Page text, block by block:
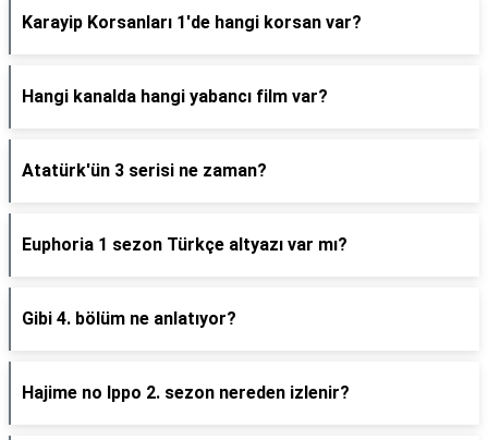
Karayip Korsanları 1'de hangi korsan var?
Hangi kanalda hangi yabancı film var?
Atatürk'ün 3 serisi ne zaman?
Euphoria 1 sezon Türkçe altyazı var mı?
Gibi 4. bölüm ne anlatıyor?
Hajime no Ippo 2. sezon nereden izlenir?